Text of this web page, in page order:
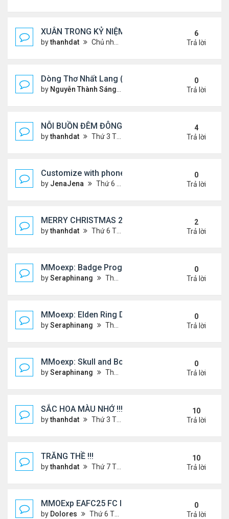
XUÂN TRONG KỶ NIỆM !!!
bythanhdat Chủ nhật Tháng 1 19, 2025 9:05 am
6
Trả lời
Dòng Thơ Nhất Lang (Nguyễn Thành Sáng) - 1
by Nguyễn Thành Sáng Thứ 6 Tháng 1 24, 2025 9:09
0
Trả lời
NỖI BUỒN ĐÊM ĐÔNG !!!
bythanhdat Thứ 3 Tháng 12 24, 2024 9:44 am
4
Trả lời
Customize with phone ringtones
by JenaJena Thứ 6 Tháng 1 03, 2025 1:20 am
0
Trả lời
MERRY CHRISTMAS 2024 & HAPPY NEW YEAR
bythanhdat Thứ 6 Tháng 12 20, 2024 2:25 pm
2
Trả lời
MMoexp: Badge Progression in NBA 2K25 is
bySeraphinang Thứ 3 Tháng 11 26, 2024 7:47 pm
0
Trả lời
MMoexp: Elden Ring DLC: Investigating the Giant
bySeraphinang Thứ 3 Tháng 11 26, 2024 7:47 pm
0
Trả lời
MMoexp: Skull and Bones Season 3: An Exciting
bySeraphinang Thứ 3 Tháng 11 26, 2024 7:46 pm
0
Trả lời
SẮC HOA MÀU NHỚ !!!
bythanhdat Thứ 3 Tháng 7 23, 2024 4:02 pm
10
Trả lời
TRĂNG THỀ !!!
bythanhdat Thứ 7 Tháng 7 06, 2024 5:05 pm
10
Trả lời
MMOExp EAFC25 FC IQ: Tactical Overhaul
by Dolores Thứ 6 Tháng 9 27, 2024 6:43 pm
0
Trả lời